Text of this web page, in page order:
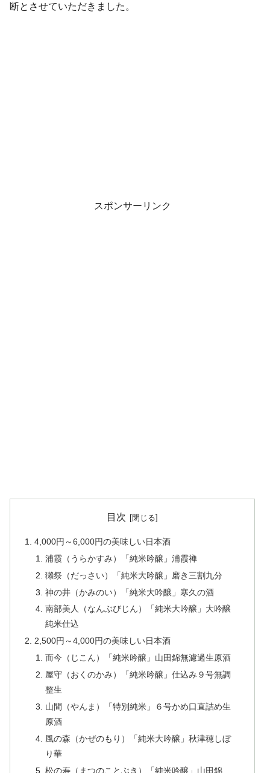
断とさせていただきました。
スポンサーリンク
目次
4,000円～6,000円の美味しい日本酒
浦霞（うらかすみ）「純米吟醸」浦霞禅
獺祭（だっさい）「純米大吟醸」磨き三割九分
神の井（かみのい）「純米大吟醸」寒久の酒
南部美人（なんぶびじん）「純米大吟醸」大吟醸
純米仕込
2,500円～4,000円の美味しい日本酒
而今（じこん）「純米吟醸」山田錦無濾過生原酒
屋守（おくのかみ）「純米吟醸」仕込み９号無調
整生
山間（やんま）「特別純米」６号かめ口直詰め生
原酒
風の森（かぜのもり）「純米大吟醸」秋津穂しぼ
り華
松の寿（まつのことぶき）「純米吟醸」山田錦